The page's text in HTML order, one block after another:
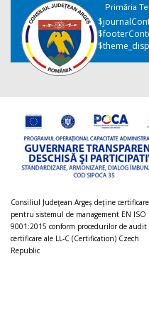
Primăria
Consiliul Judeţean Argeș deţine certificare
pentru sistemul de management EN ISO
9001:2015 conform procedurilor de audit
certificare ale LL-C (Certification) Czech
Republic